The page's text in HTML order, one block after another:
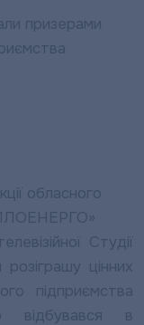
обласного
Студії
цінних
підприємства
відбувався в